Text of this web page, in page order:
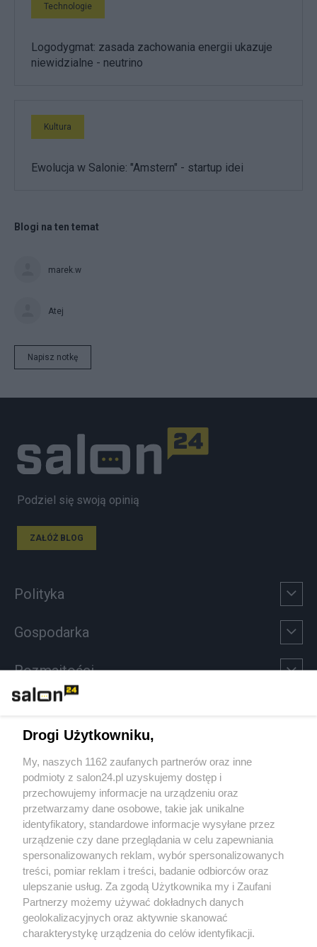
Technologie
Logodygmat: zasada zachowania energii ukazuje
niewidzialne - neutrino
Kultura
Ewolucja w Salonie: "Amstern" - startup idei
Blogi na ten temat
marek.w
Atej
Napisz notkę
Podziel się swoją opinią
ZAŁÓŻ BLOG
Polityka
Gospodarka
Rozmaitości
Sport
Społeczeństwo
Kultura
X Facebook Instagram Youtube
Drogi Użytkowniku,
My, naszych 1162 zaufanych partnerów oraz inne
podmioty z salon24.pl uzyskujemy dostęp i
przechowujemy informacje na urządzeniu oraz
przetwarzamy dane osobowe, takie jak unikalne
identyfikatory, standardowe informacje wysyłane przez
urządzenie czy dane przeglądania w celu zapewniania
spersonalizowanych reklam, wybór spersonalizowanych
treści, pomiar reklam i treści, badanie odbiorców oraz
ulepszanie usług. Za zgodą Użytkownika my i Zaufani
Partnerzy możemy używać dokładnych danych
geolokalizacyjnych oraz aktywnie skanować
charakterystykę urządzenia do celów identyfikacji.